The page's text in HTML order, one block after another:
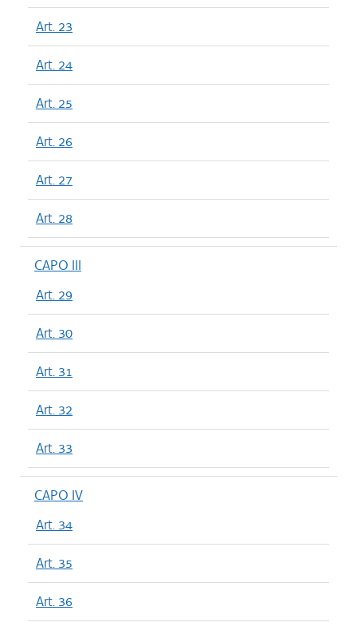
Art. 23
Art. 24
Art. 25
Art. 26
Art. 27
Art. 28
CAPO III
Art. 29
Art. 30
Art. 31
Art. 32
Art. 33
CAPO IV
Art. 34
Art. 35
Art. 36